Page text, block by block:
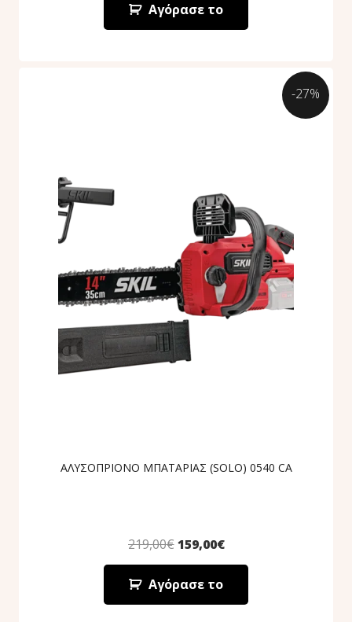
Αγόρασε το
ΑΛΥΣΟΠΡΙΟΝΟ ΜΠΑΤΑΡΙΑΣ (SOLO) 0540 CA
219,00€ 159,00€
Αγόρασε το
-27%